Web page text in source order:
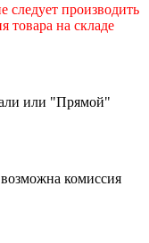
производить
товара на складе
или "Прямой"
комиссия